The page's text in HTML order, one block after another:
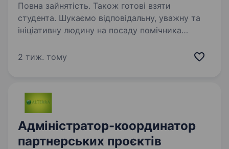
Повна зайнятість. Також готові взяти
студента. Шукаємо відповідальну, уважну та
ініціативну людину на посаду помічника
роботи або з мінімальним досвідом. Якщо
2 тиж. тому
Адміністратор-координатор
партнерських проєктів